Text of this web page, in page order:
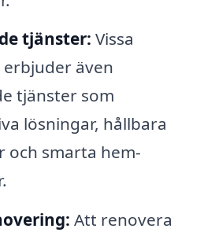
tjänster: Vissa
även
tjänster som
lösningar, hållbara
och smarta hem-
Att renovera